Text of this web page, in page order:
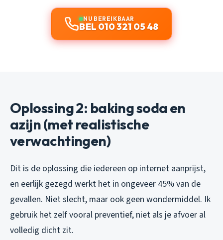
NU BEREIKBAAR
BEL 010 321 05 48
Oplossing 2: baking soda en
azijn (met realistische
verwachtingen)
Dit is de oplossing die iedereen op internet aanprijst,
en eerlijk gezegd werkt het in ongeveer 45% van de
gevallen. Niet slecht, maar ook geen wondermiddel. Ik
gebruik het zelf vooral preventief, niet als je afvoer al
volledig dicht zit.